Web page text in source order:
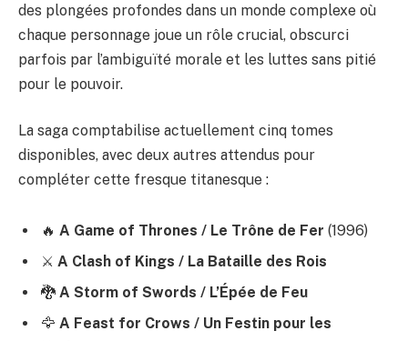
des plongées profondes dans un monde complexe où
chaque personnage joue un rôle crucial, obscurci
parfois par l’ambiguïté morale et les luttes sans pitié
pour le pouvoir.
La saga comptabilise actuellement cinq tomes
disponibles, avec deux autres attendus pour
compléter cette fresque titanesque :
🔥 A Game of Thrones / Le Trône de Fer (1996)
⚔️ A Clash of Kings / La Bataille des Rois
🐉 A Storm of Swords / L’Épée de Feu
🦅 A Feast for Crows / Un Festin pour les